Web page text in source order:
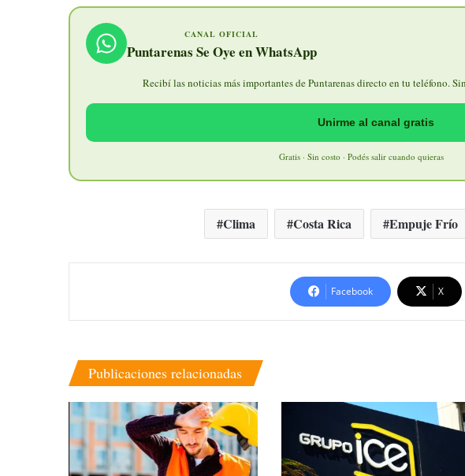
CANAL OFICIAL
Puntarenas Se Oye en WhatsApp
Recibí las noticias más importantes de Puntarenas directo en tu teléfono.
Unirme al canal gratis
Gratis · Sin costo · Podés salir cuando quieras
Clima Costa Rica Empuje Frío
Facebook X
Publicaciones relacionadas